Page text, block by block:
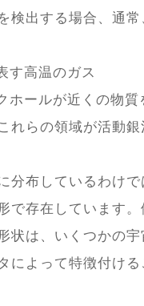
検出する場合、通
す高温のガス
ホールが近くの物
れらの領域が活動銀
分布しているわけ
で存在しています
状は、いくつかの
によって特徴付ける